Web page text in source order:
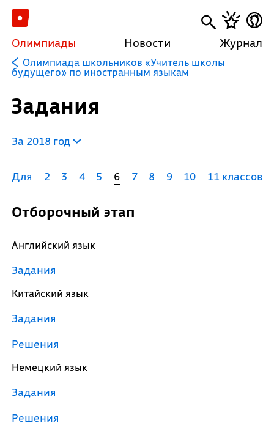
Олимпиады Новости Журнал
Олимпиада школьников «Учитель школы
будущего» по иностранным языкам
Задания
За 2018 год
Для 2 3 4 5 6 7 8 9 10 11 классов
Отборочный этап
Английский язык
Задания
Китайский язык
Задания
Решения
Немецкий язык
Задания
Решения